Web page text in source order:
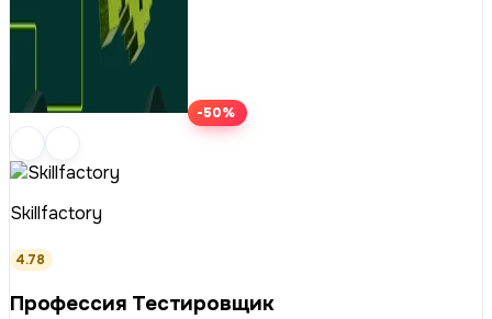
-50%
Skillfactory
4.78
Профессия Тестировщик